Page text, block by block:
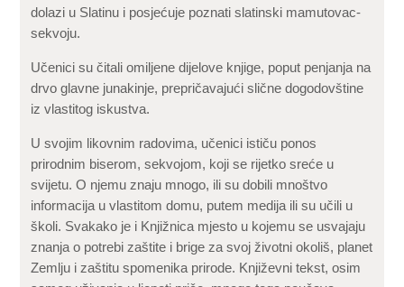
dolazi u Slatinu i posjećuje poznati slatinski mamutovac-
sekvoju.
Učenici su čitali omiljene dijelove knjige, poput penjanja na
drvo glavne junakinje, prepričavajući slične dogodovštine
iz vlastitog iskustva.
U svojim likovnim radovima, učenici ističu ponos
prirodnim biserom, sekvojom, koji se rijetko sreće u
svijetu. O njemu znaju mnogo, ili su dobili mnoštvo
informacija u vlastitom domu, putem medija ili su učili u
školi. Svakako je i Knjižnica mjesto u kojemu se usvajaju
znanja o potrebi zaštite i brige za svoj životni okoliš, planet
Zemlju i zaštitu spomenika prirode. Književni tekst, osim